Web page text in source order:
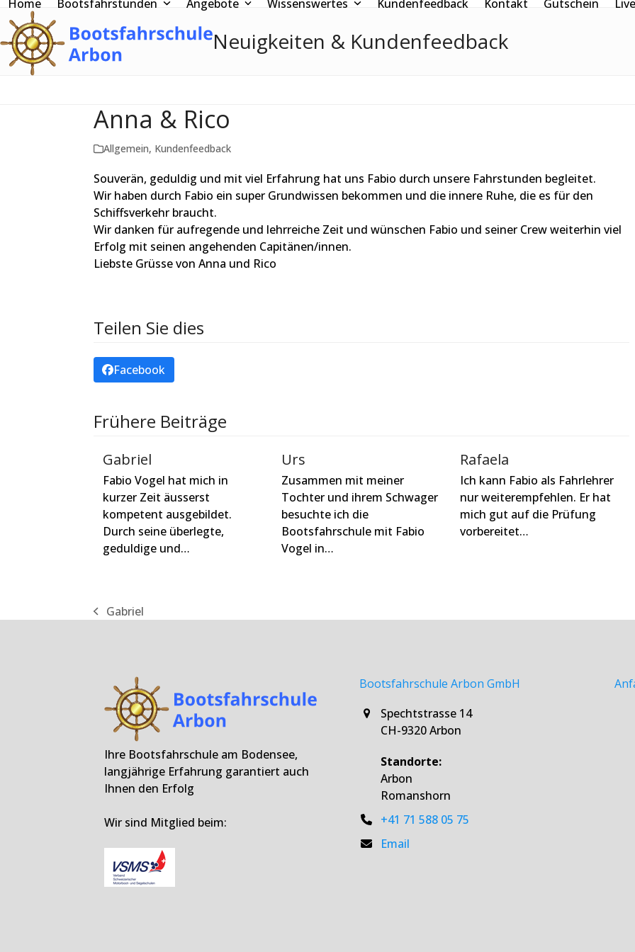
Skip
to
content
Home Bootsfahrstunden Angebote Wissenswertes Kundenfeedback Kontakt Gutschein
Neuigkeiten & Kundenfeedback
Anna & Rico
Allgemein, Kundenfeedback
Souverän, geduldig und mit viel Erfahrung hat uns Fabio durch unsere Fahrstunden begleitet.
Wir haben durch Fabio ein super Grundwissen bekommen und die innere Ruhe, die es für den
Schiffsverkehr braucht.
Wir danken für aufregende und lehrreiche Zeit und wünschen Fabio und seiner Crew weiterhin viel
Erfolg mit seinen angehenden Capitänen/innen.
Liebste Grüsse von Anna und Rico
Teilen Sie dies
Facebook
Frühere Beiträge
Gabriel
Fabio Vogel hat mich in
kurzer Zeit äusserst
kompetent ausgebildet.
Durch seine überlegte,
geduldige und…
Urs
Zusammen mit meiner
Tochter und ihrem Schwager
besuchte ich die
Bootsfahrschule mit Fabio
Vogel in…
Rafaela
Ich kann Fabio als Fahrlehrer
nur weiterempfehlen. Er hat
mich gut auf die Prüfung
vorbereitet…
vorheriger
Gabriel
Ihre Bootsfahrschule am Bodensee,
langjährige Erfahrung garantiert auch
Ihnen den Erfolg
Wir sind Mitglied beim:
Bootsfahrschule Arbon GmbH
Spechtstrasse 14
CH-9320 Arbon
Standorte:
Arbon
Romanshorn
+41 71 588 05 75
Email